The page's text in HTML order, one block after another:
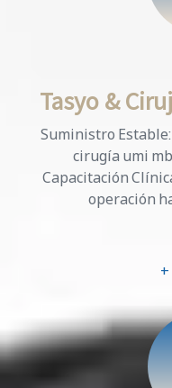
Tasyo &
Suministro
cirugía umi
Capacitación
operación